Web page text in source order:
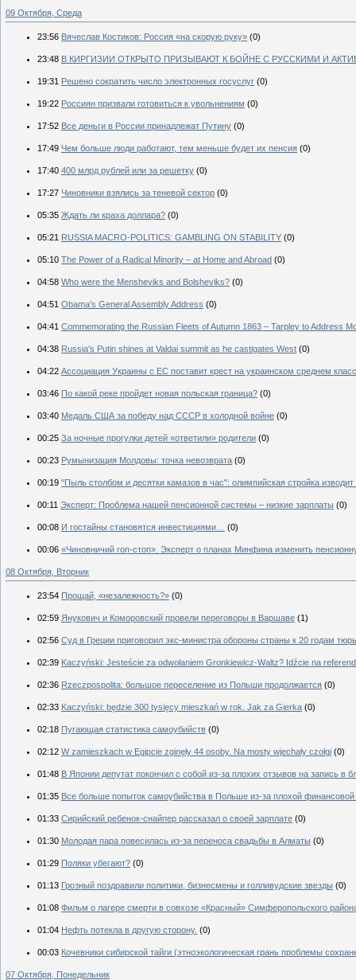
09 Октября, Среда
23:56 Вячеслав Костиков: Россия «на скорую руку» (0)
23:48 В КИРГИЗИИ ОТКРЫТО ПРИЗЫВАЮТ К БОЙНЕ С РУССКИМИ И
19:31 Решено сократить число электронных госуслуг (0)
19:22 Россиян призвали готовиться к увольнениям (0)
17:52 Все деньги в России принадлежат Путину (0)
17:49 Чем больше люди работают, тем меньше будет их пенсия (0)
17:40 400 млрд рублей или за решетку (0)
17:27 Чиновники взялись за теневой сектор (0)
05:35 Ждать ли краха доллара? (0)
05:21 RUSSIA MACRO-POLITICS: GAMBLING ON STABILITY (0)
05:10 The Power of a Radical Minority – at Home and Abroad (0)
04:58 Who were the Mensheviks and Bolsheviks? (0)
04:51 Obama’s General Assembly Address (0)
04:41 Commemorating the Russian Fleets of Autumn 1863 – Tarpley to Address
04:38 Russia's Putin shines at Valdai summit as he castigates West (0)
04:22 Ассоциация Украины с ЕС поставит крест на украинском среднем
03:46 По какой реке пройдет новая польская граница? (0)
03:40 Медаль США за победу над СССР в холодной войне (0)
00:25 За ночные прогулки детей «ответили» родители (0)
00:23 Румынизация Молдовы: точка невозврата (0)
00:19 "Пыль столбом и десятки камазов в час": олимпийская стройка
00:11 Эксперт: Проблема нашей пенсионной системы – низкие зарплаты (0)
00:08 И гостайны становятся инвестициями… (0)
00:06 «Чиновничий гоп-стоп». Эксперт о планах Минфина изменить
08 Октября, Вторник
23:54 Прощай, «незалежность?» (0)
02:59 Янукович и Коморовский провели переговоры в Варшаве (1)
02:56 Суд в Греции приговорил экс-министра обороны страны к 20 годам
02:39 Kaczyński: Jesteście za odwołaniem Gronkiewicz-Waltz? Idźcie na
02:36 Rzeczpospolita: большое переселение из Польши продолжается (0)
02:33 Kaczyński: będzie 300 tysięcy mieszkań w rok. Jak za Gierka (0)
02:18 Пугающая статистика самоубийств (0)
02:12 W zamieszkach w Egipcie zginęły 44 osoby. Na mosty wjechały czołgi (0)
01:48 В Японии депутат покончил с собой из-за плохих отзывов на запись в
01:35 Все больше попыток самоубийства в Польше из-за плохой финансовой
01:33 Сирийский ребенок-снайпер рассказал о своей зарплате (0)
01:30 Молодая пара повесилась из-за переноса свадьбы в Алматы (0)
01:29 Поляки убегают? (0)
01:13 Грозный поздравили политики, бизнесмены и голливудские звезды (0)
01:08 Фильм о лагере смерти в совхозе «Красный» Симферопольского
01:04 Нефть потекла в другую сторону. (0)
00:03 Кочевники сибирской тайги (этноэкологическая грань проблемы
07 Октября, Понедельник